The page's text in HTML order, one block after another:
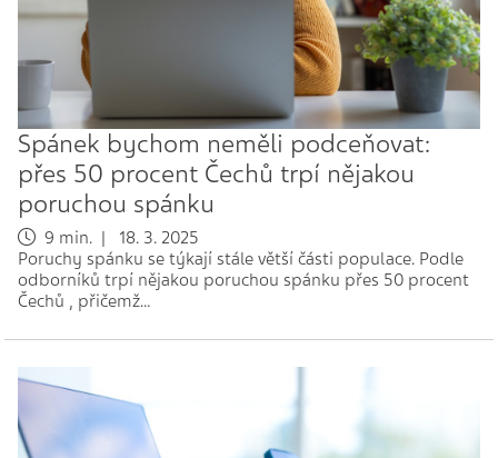
Spánek bychom neměli podceňovat:
přes 50 procent Čechů trpí nějakou
poruchou spánku
9 min. | 18. 3. 2025
Poruchy spánku se týkají stále větší části populace. Podle
odborníků trpí nějakou poruchou spánku přes 50 procent
Čechů , přičemž…